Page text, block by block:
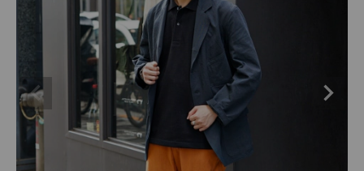
CONTENTS
INFORMATION
ご利用ガイド